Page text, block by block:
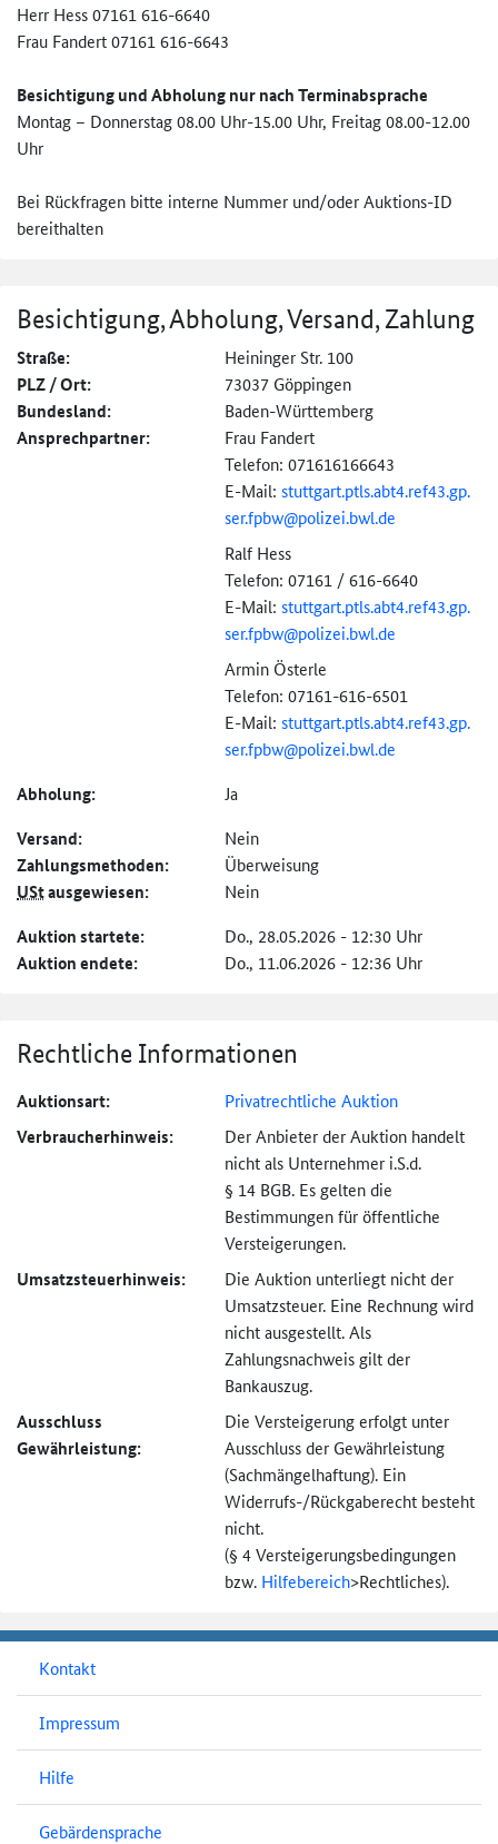
Herr Hess 07161 616-6640
Frau Fandert 07161 616-6643
Besichtigung und Abholung nur nach Terminabsprache
Montag – Donnerstag 08.00 Uhr-15.00 Uhr, Freitag 08.00-12.00
Uhr
Bei Rückfragen bitte interne Nummer und/oder Auktions-ID
bereithalten
Besichtigung, Abholung, Versand, Zahlung
Straße: Heininger Str. 100
PLZ / Ort: 73037 Göppingen
Bundesland: Baden-Württemberg
Ansprechpartner:
Frau Fandert
Telefon: 071616166643
E-Mail: stuttgart.ptls.abt4.ref43.gp.
ser.fpbw@polizei.bwl.de
Ralf Hess
Telefon: 07161 / 616-6640
E-Mail: stuttgart.ptls.abt4.ref43.gp.
ser.fpbw@polizei.bwl.de
Armin Österle
Telefon: 07161-616-6501
E-Mail: stuttgart.ptls.abt4.ref43.gp.
ser.fpbw@polizei.bwl.de
Abholung: Ja
Versand: Nein
Zahlungs­methoden: Überweisung
UStausgewiesen: Nein
Auktion startete: Do., 28.05.2026 - 12:30 Uhr
Auktion endete: Do., 11.06.2026 - 12:36 Uhr
Rechtliche Informationen
Auktionsart: Privatrechtliche Auktion
Verbraucher­hinweis:
Der Anbieter der Auktion handelt
nicht als Unternehmer i.S.d.
§ 14 BGB. Es gelten die
Bestimmungen für öffentliche
Versteigerungen.
Umsatzsteuer­hinweis:
Die Auktion unterliegt nicht der
Umsatzsteuer. Eine Rechnung wird
nicht ausgestellt. Als
Zahlungsnachweis gilt der
Bankauszug.
Ausschluss
Gewährleistung:
Die Versteigerung erfolgt unter
Ausschluss der Gewährleistung
(Sachmängel­haftung). Ein
Widerrufs-/Rückgaberecht besteht
nicht.
(§ 4 Versteigerungs­bedingungen
bzw. Hilfebereich>Rechtliches).
Kontakt
Impressum
Hilfe
Gebärdensprache